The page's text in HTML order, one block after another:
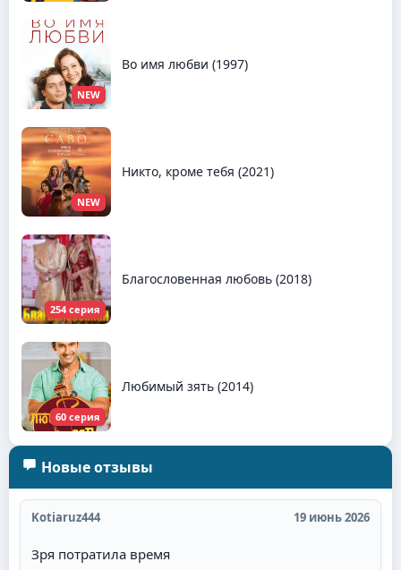
NEW
Во имя любви (1997)
NEW
Никто, кроме тебя (2021)
254 серия
Благословенная любовь (2018)
60 серия
Любимый зять (2014)
Новые отзывы
Kotiaruz444 19 июнь 2026
Зря потратила время